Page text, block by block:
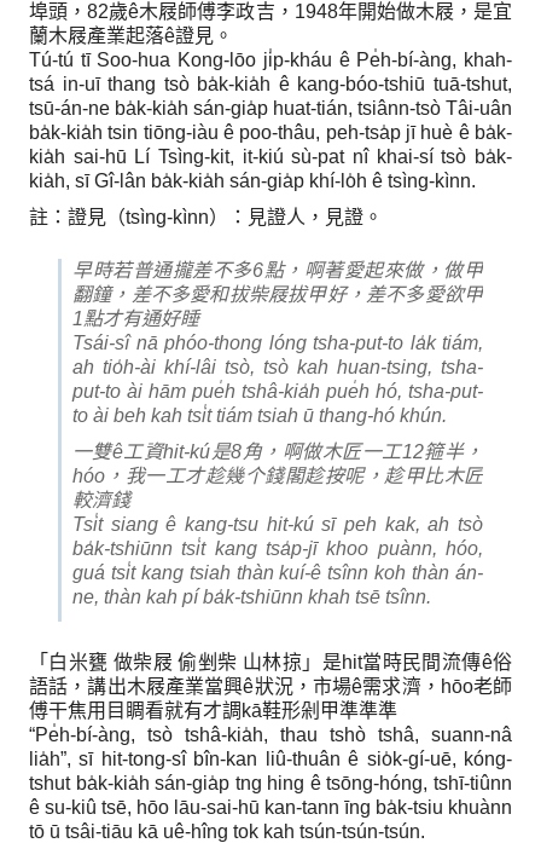
埠頭，82歲ê木屐師傅李政吉，1948年開始做木屐，是宜
蘭木屐產業起落ê證見。
Tú-tú tī Soo-hua Kong-lōo ji̍p-kháu ê Pe̍h-bí-àng, khah-
tsá in-uī thang tsò ba̍k-kia̍h ê kang-bóo-tshiū tuā-tshut,
tsū-án-ne ba̍k-kia̍h sán-gia̍p huat-tián, tsiânn-tsò Tâi-uân
ba̍k-kia̍h tsin tiōng-iàu ê poo-thâu, peh-tsa̍p jī huè ê ba̍k-
kia̍h sai-hū Lí Tsìng-kit, it-kiú sù-pat nî khai-sí tsò ba̍k-
kia̍h, sī Gî-lân ba̍k-kia̍h sán-gia̍p khí-lo̍h ê tsìng-kìnn.
註：證見（tsìng-kìnn）：見證人，見證。
早時若普通攏差不多6點，啊著愛起來做，做甲
翻鐘，差不多愛和拔柴屐拔甲好，差不多愛欲甲
1點才有通好睡
Tsái-sî nā phóo-thong lóng tsha-put-to la̍k tiám,
ah tio̍h-ài khí-lâi tsò, tsò kah huan-tsing, tsha-
put-to ài hām pue̍h tshâ-kia̍h pue̍h hó, tsha-put-
to ài beh kah tsi̍t tiám tsiah ū thang-hó khún.
一雙ê工資hit-kú是8角，啊做木匠一工12箍半，
hóo，我一工才趁幾个錢閣趁按呢，趁甲比木匠
較濟錢
Tsi̍t siang ê kang-tsu hit-kú sī peh kak, ah tsò
ba̍k-tshiūnn tsi̍t kang tsa̍p-jī khoo puànn, hóo,
guá tsi̍t kang tsiah thàn kuí-ê tsînn koh thàn án-
ne, thàn kah pí ba̍k-tshiūnn khah tsē tsînn.
「白米甕 做柴屐 偷剉柴 山林掠」是hit當時民間流傳ê俗
語話，講出木屐產業當興ê狀況，市場ê需求濟，hōo老師
傅干焦用目睭看就有才調kā鞋形剁甲準準準
“Pe̍h-bí-àng, tsò tshâ-kia̍h, thau tshò tshâ, suann-nâ
lia̍h”, sī hit-tong-sî bîn-kan liû-thuân ê sio̍k-gí-uē, kóng-
tshut ba̍k-kia̍h sán-gia̍p tng hing ê tsōng-hóng, tshī-tiûnn
ê su-kiû tsē, hōo lāu-sai-hū kan-tann īng ba̍k-tsiu khuànn
tō ū tsâi-tiāu kā uê-hîng tok kah tsún-tsún-tsún.